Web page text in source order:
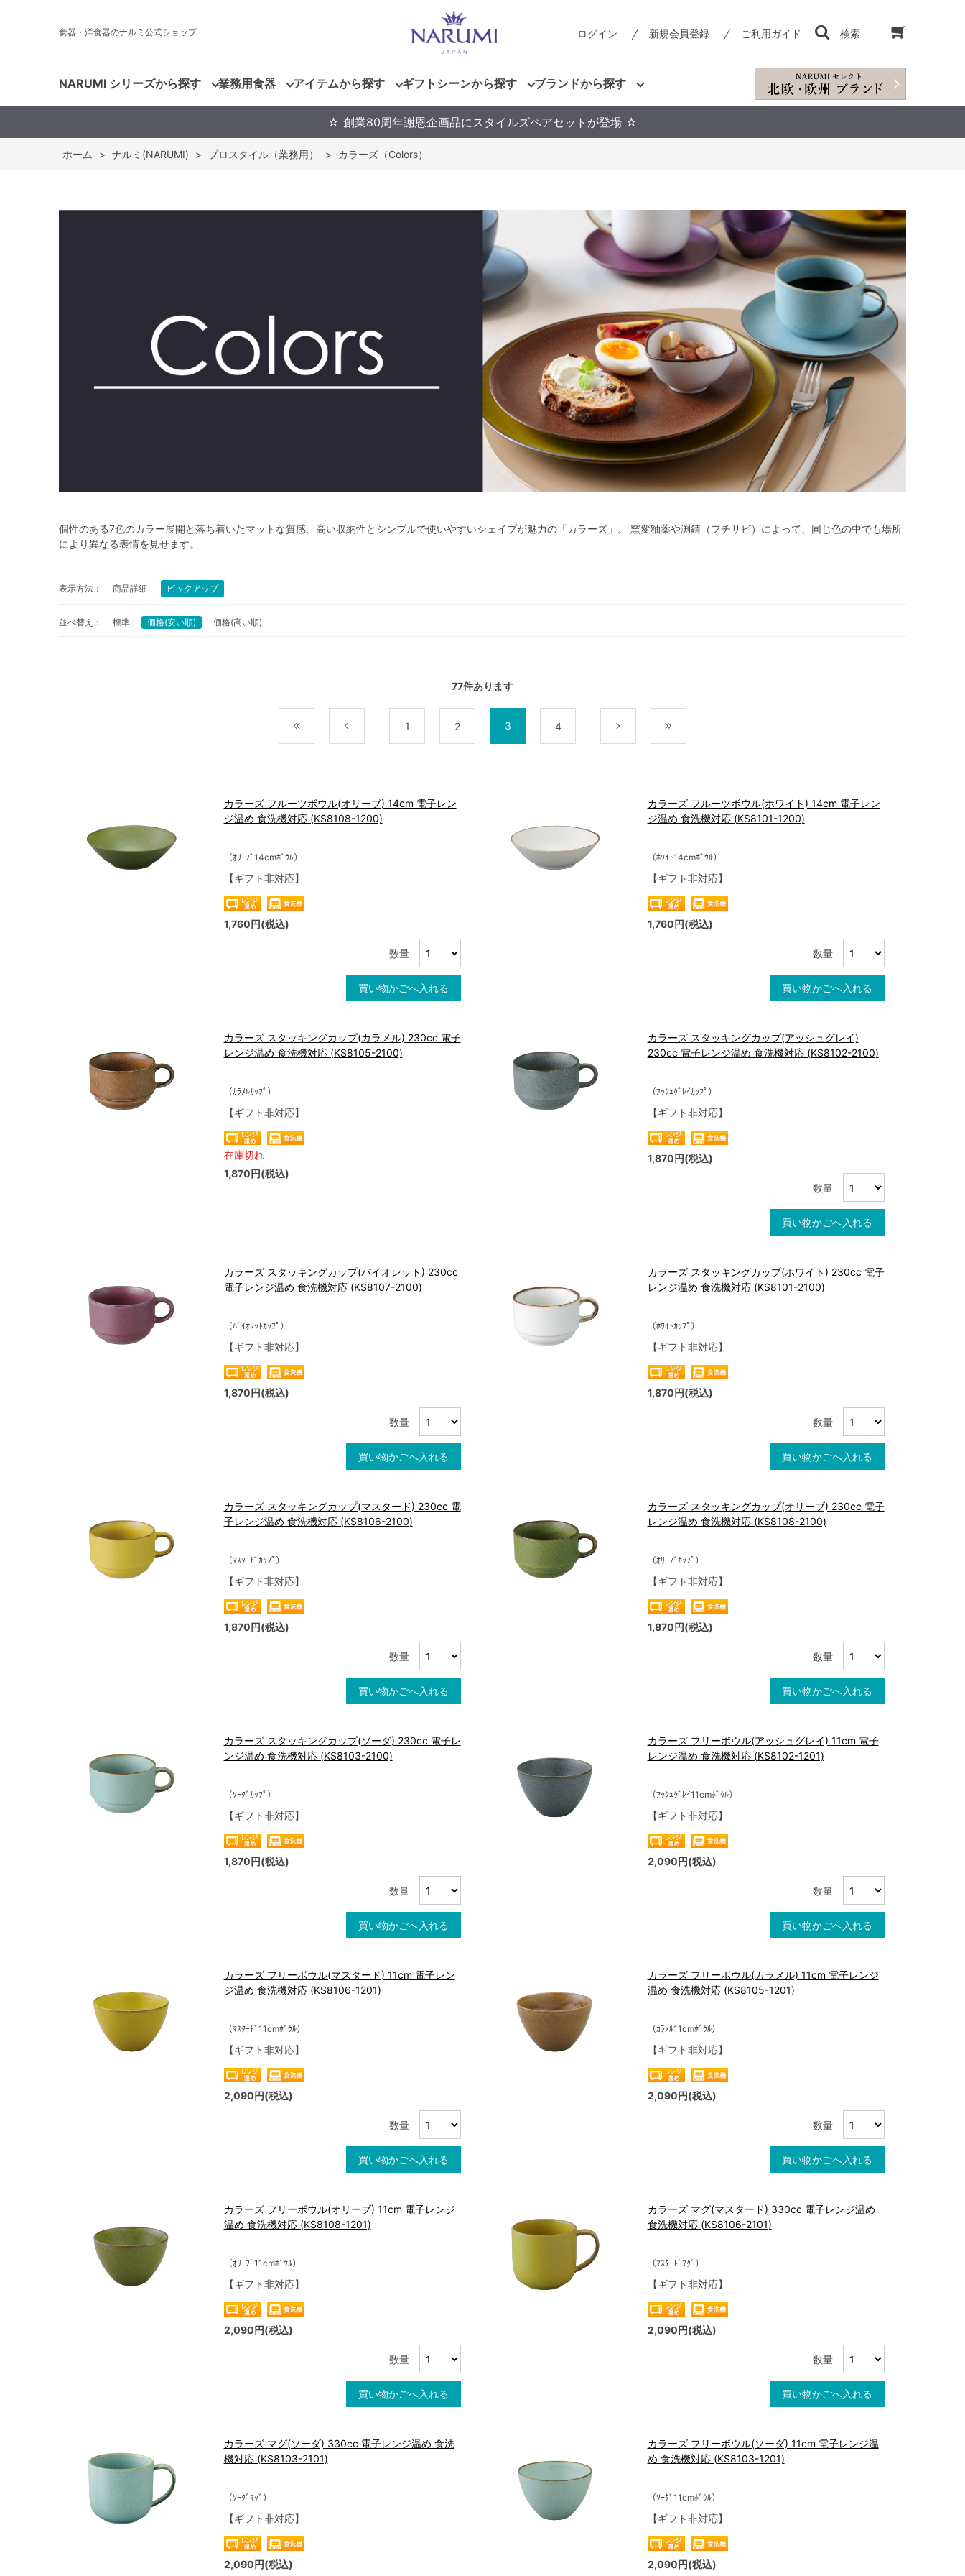
食器・洋食器のナルミ公式ショップ ログイン 新規会員登録 ご利用ガイド 検索
NARUMI シリーズから探す 業務用食器 アイテムから探す ギフトシーンから探す ブランドから探す
☆ 創業80周年謝恩企画品にスタイルズペアセットが登場 ☆
ホーム > ナルミ(NARUMI) > プロスタイル（業務用） > カラーズ（Colors）
個性のある7色のカラー展開と落ち着いたマットな質感、高い収納性とシンプルで使いやすいシェイプが魅力の「カラーズ」。 窯変釉薬や渕錆（フチサビ）によって、同じ色の中でも場所
により異なる表情を見せます。
表示方法： 商品詳細 ピックアップ
並べ替え： 標準 価格(安い順) 価格(高い順)
77件あります
1 2 3 4
カラーズ フルーツボウル(オリーブ) 14cm 電子レン
ジ温め 食洗機対応 (KS8108-1200)
（ｵﾘｰﾌﾞ14cmﾎﾞｳﾙ）
【ギフト非対応】
1,760円(税込)
数量
買い物かごへ入れる
カラーズ フルーツボウル(ホワイト) 14cm 電子レン
ジ温め 食洗機対応 (KS8101-1200)
（ﾎﾜｲﾄ14cmﾎﾞｳﾙ）
【ギフト非対応】
1,760円(税込)
数量
買い物かごへ入れる
カラーズ スタッキングカップ(カラメル) 230cc 電子
レンジ温め 食洗機対応 (KS8105-2100)
（ｶﾗﾒﾙｶｯﾌﾟ）
【ギフト非対応】
在庫切れ
1,870円(税込)
カラーズ スタッキングカップ(アッシュグレイ)
230cc 電子レンジ温め 食洗機対応 (KS8102-2100)
（ｱｯｼｭｸﾞﾚｲｶｯﾌﾟ）
【ギフト非対応】
1,870円(税込)
数量
買い物かごへ入れる
カラーズ スタッキングカップ(バイオレット) 230cc
電子レンジ温め 食洗機対応 (KS8107-2100)
（ﾊﾞｲｵﾚｯﾄｶｯﾌﾟ）
【ギフト非対応】
1,870円(税込)
数量
買い物かごへ入れる
カラーズ スタッキングカップ(ホワイト) 230cc 電子
レンジ温め 食洗機対応 (KS8101-2100)
（ﾎﾜｲﾄｶｯﾌﾟ）
【ギフト非対応】
1,870円(税込)
数量
買い物かごへ入れる
カラーズ スタッキングカップ(マスタード) 230cc 電
子レンジ温め 食洗機対応 (KS8106-2100)
（ﾏｽﾀｰﾄﾞｶｯﾌﾟ）
【ギフト非対応】
1,870円(税込)
数量
買い物かごへ入れる
カラーズ スタッキングカップ(オリーブ) 230cc 電子
レンジ温め 食洗機対応 (KS8108-2100)
（ｵﾘｰﾌﾞｶｯﾌﾟ）
【ギフト非対応】
1,870円(税込)
数量
買い物かごへ入れる
カラーズ スタッキングカップ(ソーダ) 230cc 電子レ
ンジ温め 食洗機対応 (KS8103-2100)
（ｿｰﾀﾞｶｯﾌﾟ）
【ギフト非対応】
1,870円(税込)
数量
買い物かごへ入れる
カラーズ フリーボウル(アッシュグレイ) 11cm 電子
レンジ温め 食洗機対応 (KS8102-1201)
（ｱｯｼｭｸﾞﾚｲ11cmﾎﾞｳﾙ）
【ギフト非対応】
2,090円(税込)
数量
買い物かごへ入れる
カラーズ フリーボウル(マスタード) 11cm 電子レン
ジ温め 食洗機対応 (KS8106-1201)
（ﾏｽﾀｰﾄﾞ11cmﾎﾞｳﾙ）
【ギフト非対応】
2,090円(税込)
数量
買い物かごへ入れる
カラーズ フリーボウル(カラメル) 11cm 電子レンジ
温め 食洗機対応 (KS8105-1201)
（ｶﾗﾒﾙ11cmﾎﾞｳﾙ）
【ギフト非対応】
2,090円(税込)
数量
買い物かごへ入れる
カラーズ フリーボウル(オリーブ) 11cm 電子レンジ
温め 食洗機対応 (KS8108-1201)
（ｵﾘｰﾌﾞ11cmﾎﾞｳﾙ）
【ギフト非対応】
2,090円(税込)
数量
買い物かごへ入れる
カラーズ マグ(マスタード) 330cc 電子レンジ温め
食洗機対応 (KS8106-2101)
（ﾏｽﾀｰﾄﾞﾏｸﾞ）
【ギフト非対応】
2,090円(税込)
数量
買い物かごへ入れる
カラーズ マグ(ソーダ) 330cc 電子レンジ温め 食洗
機対応 (KS8103-2101)
（ｿｰﾀﾞﾏｸﾞ）
【ギフト非対応】
2,090円(税込)
カラーズ フリーボウル(ソーダ) 11cm 電子レンジ温
め 食洗機対応 (KS8103-1201)
（ｿｰﾀﾞ11cmﾎﾞｳﾙ）
【ギフト非対応】
2,090円(税込)